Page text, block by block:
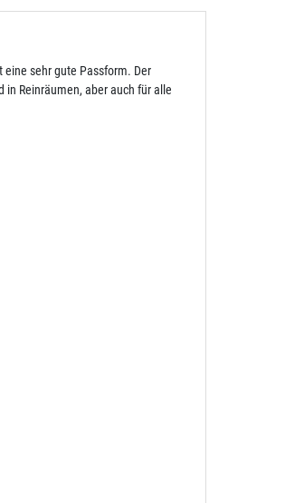
sehr gute Passform. Der
in Reinräumen, aber auch für alle